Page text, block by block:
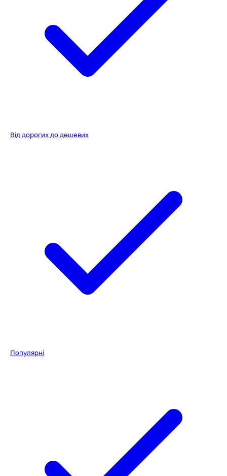
Від дорогих до дешевих
Популярні